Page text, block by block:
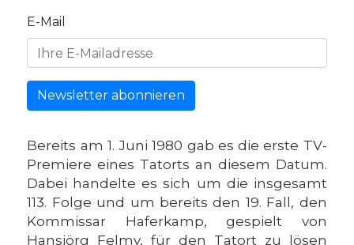
E-Mail
Newsletter abonnieren
Bereits am 1. Juni 1980 gab es die erste TV-
Premiere eines Tatorts an diesem Datum.
Dabei handelte es sich um die insgesamt
113. Folge und um bereits den 19. Fall, den
Kommissar Haferkamp, gespielt von
Hansjörg Felmy, für den Tatort zu lösen